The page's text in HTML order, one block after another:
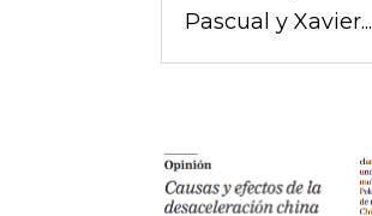
Pascual y Xavier...